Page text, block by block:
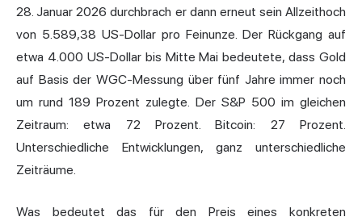
28. Januar 2026 durchbrach er dann erneut sein Allzeithoch
von 5.589,38 US-Dollar pro Feinunze. Der Rückgang auf
etwa 4.000 US-Dollar bis Mitte Mai bedeutete, dass Gold
auf Basis der WGC-Messung über fünf Jahre immer noch
um rund 189 Prozent zulegte. Der S&P 500 im gleichen
Zeitraum: etwa 72 Prozent. Bitcoin: 27 Prozent.
Unterschiedliche Entwicklungen, ganz unterschiedliche
Zeiträume.
Was bedeutet das für den Preis eines konkreten